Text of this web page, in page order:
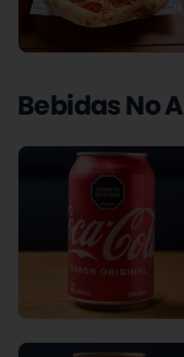
Bebidas No